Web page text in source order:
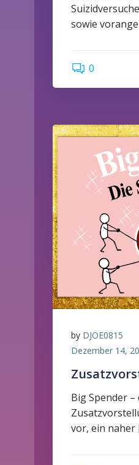
sowie
0
by DJOE0815
Dezember 14,
Big Spender
vor, ein naher